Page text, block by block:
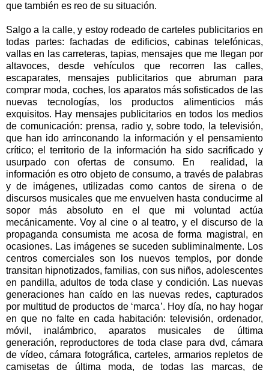
que también es reo de su situación.
Salgo a la calle, y estoy rodeado de carteles publicitarios en
todas partes: fachadas de edificios, cabinas telefónicas,
vallas en las carreteras, tapias, mensajes que me llegan por
altavoces, desde vehículos que recorren las calles,
escaparates, mensajes publicitarios que abruman para
comprar moda, coches, los aparatos más sofisticados de las
nuevas tecnologías, los productos alimenticios más
exquisitos. Hay mensajes publicitarios en todos los medios
de comunicación: prensa, radio y, sobre todo, la televisión,
que han ido arrinconando la información y el pensamiento
crítico; el territorio de la información ha sido sacrificado y
usurpado con ofertas de consumo. En
realidad, la
información es otro objeto de consumo, a través de palabras
y de imágenes, utilizadas como cantos de sirena o de
discursos musicales que me envuelven hasta conducirme al
sopor más absoluto en el que mi voluntad actúa
mecánicamente. Voy al cine o al teatro, y el discurso de la
propaganda consumista me acosa de forma magistral, en
ocasiones. Las imágenes se suceden subliminalmente. Los
centros comerciales son los nuevos templos, por donde
transitan hipnotizados, familias, con sus niños, adolescentes
en pandilla, adultos de toda clase y condición. Las nuevas
generaciones han caído en las nuevas redes, capturados
por multitud de productos de ‘marca’. Hoy día, no hay hogar
en que no falte en cada habitación: televisión, ordenador,
móvil, inalámbrico, aparatos musicales de última
generación, reproductores de toda clase para dvd, cámara
de vídeo, cámara fotográfica, carteles, armarios repletos de
camisetas de última moda, de todas las marcas, de